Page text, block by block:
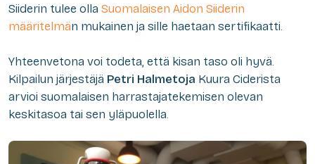
Siiderin tulee olla Suomalaisen Aidon Siiderin
määritelmän mukainen ja sille haetaan sertifikaatti.
Yhteenvetona voi todeta, että kisan taso oli hyvä.
Kilpailun järjestäjä Petri Halmetoja Kuura Ciderista
arvioi suomalaisen harrastajatekemisen olevan
keskitasoa tai sen yläpuolella.